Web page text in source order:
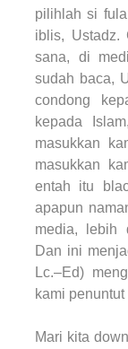
pilihlah si
iblis, Ustadz.
sana, di
sudah baca,
condong
kepada
masukkan
masukkan
entah itu
apapun
media, lebih
Dan ini
Lc.–Ed)
kami
Mari kita